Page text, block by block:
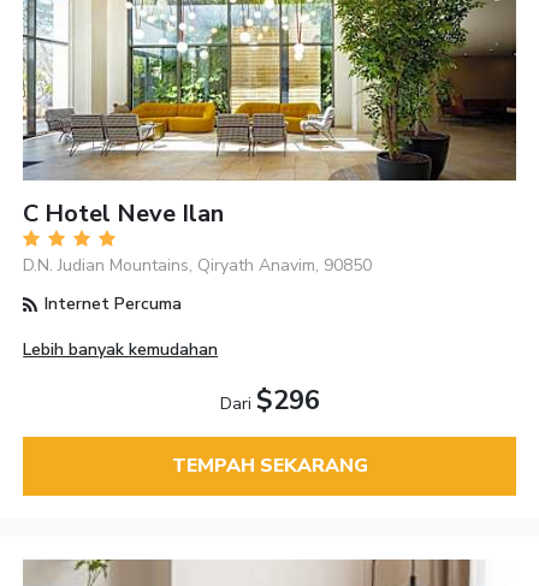
C Hotel Neve Ilan
D.N. Judian Mountains, Qiryath Anavim, 90850
Internet Percuma
Lebih banyak kemudahan
Dari $296
TEMPAH SEKARANG